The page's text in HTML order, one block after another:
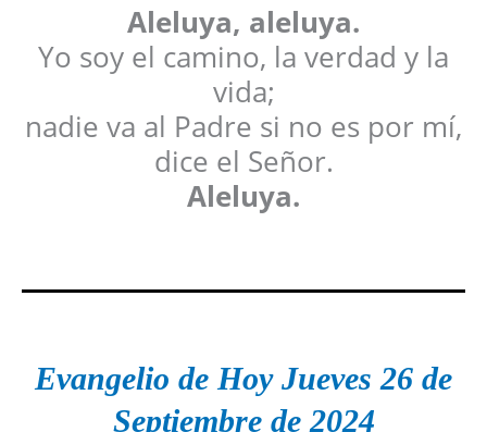
Aleluya, aleluya.
Yo soy el camino, la verdad y la
vida;
nadie va al Padre si no es por mí,
dice el Señor.
Aleluya.
Evangelio de Hoy Jueves 26 de
Septiembre de 2024